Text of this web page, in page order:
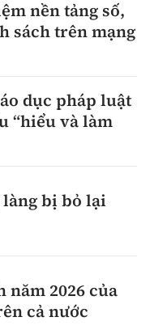
nền tảng số,
sách trên mạng
dục pháp luật
“hiểu và làm
bị bỏ lại
năm 2026 của
cả nước